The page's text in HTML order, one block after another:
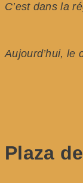
C’est dans la
Aujourd’hui, le
Plaza